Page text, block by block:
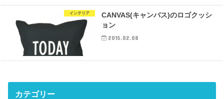
インテリア
CANVAS(キャンバス)のロゴクッシ
ョン
2015.02.08
カテゴリー